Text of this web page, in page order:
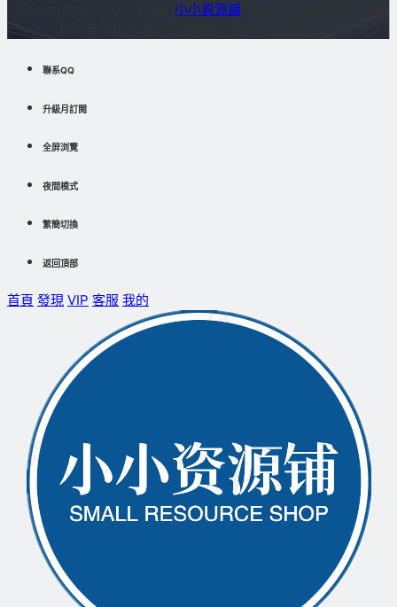
小小資源鋪
聯系QQ
升級月訂閱
全屏浏覽
夜間模式
繁簡切換
返回頂部
首頁 發現 VIP 客服 我的